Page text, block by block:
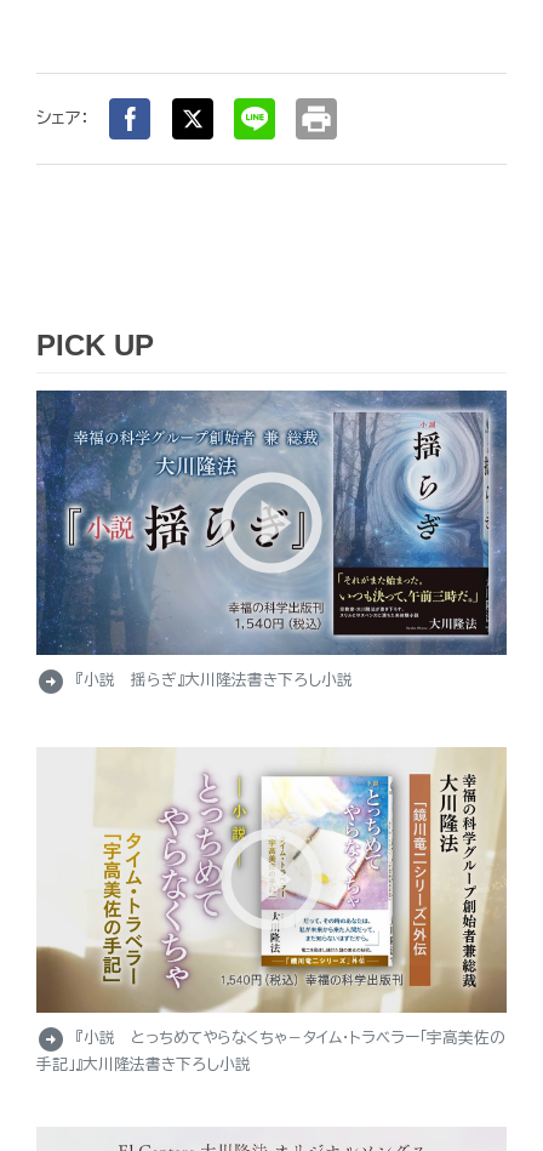
シェア： print
PICK UP
arrow_circle_right 『小説 揺らぎ』大川隆法書き下ろし小説
arrow_circle_right
『小説 とっちめてやらなくちゃ－タイム・トラベラー「宇高美佐の
手記」』大川隆法書き下ろし小説